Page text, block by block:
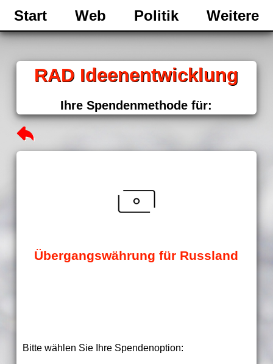
Start Web Politik Weitere
RAD Ideenentwicklung
Ihre Spendenmethode für:
Übergangswährung für Russland
Bitte wählen Sie Ihre Spendenoption: